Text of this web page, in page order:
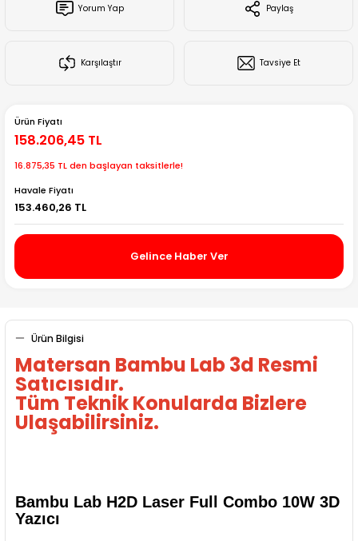
Creality Ender Serisi
Creality CR Serisi
Yorum Yap Paylaş
Karşılaştır Tavsiye Et
Ürün Fiyatı
158.206,45 TL
16.875,35 TL den başlayan taksitlerle!
Havale Fiyatı
153.460,26 TL
Gelince Haber Ver
Ürün Bilgisi
Matersan Bambu Lab 3d Resmi
Satıcısıdır.
Tüm Teknik Konularda Bizlere
Ulaşabilirsiniz.
Bambu Lab H2D Laser Full Combo 10W 3D
Yazıcı